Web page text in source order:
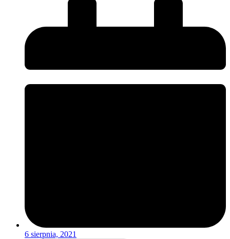
6 sierpnia, 2021